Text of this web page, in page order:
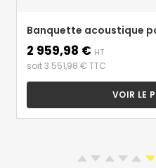
Banquette acoustique
Prix
2 959,98 € HT
soit 3 551,98 € TTC
VOIR LE